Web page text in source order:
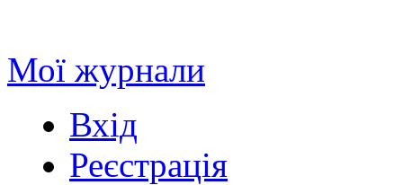
Мої журнали
Вхід
Реєстрація